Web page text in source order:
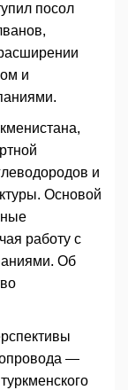
посол
и
и
Основой
работу с
Об
—